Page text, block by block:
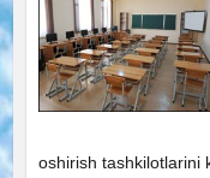
oshirish tashkilotlarini